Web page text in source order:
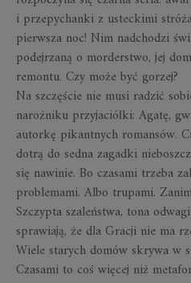
i przepychanki z usteckimi
pierwsza noc! Nim nadchodzi
podejrzaną o morderstwo, jej
remontu. Czy może być gorzej?
Na szczęście nie musi radzić
narożniku przyjaciółki: Agatę,
autorkę pikantnych romansów.
dotrą do sedna zagadki
się nawinie. Bo czasami trzeba
problemami. Albo trupami.
Szczypta szaleństwa, tona
sprawiają, że dla Gracji nie ma
Wiele starych domów skrywa w
Czasami to coś więcej niż